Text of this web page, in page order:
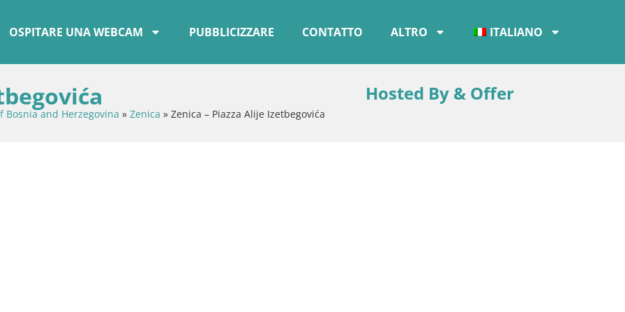
OSPITARE UNA WEBCAM PUBBLICIZZARE CONTATTO ALTRO ITALIANO
Bosnia and Herzegovina » Zenica » Zenica – Piazza Alije Izetbegovića
Hosted By & Offer